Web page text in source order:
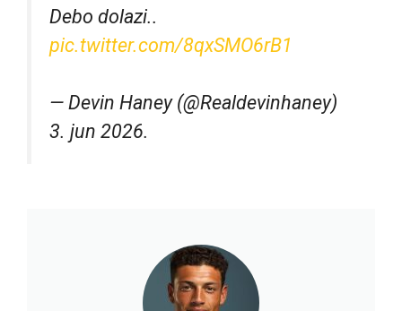
Debo dolazi..
pic.twitter.com/8qxSMO6rB1
— Devin Haney (@Realdevinhaney)
3. jun 2026.